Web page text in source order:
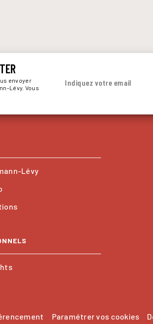
envoyer
Lévy. Vous
Indiquez votre email
Lévy
Paramétrer vos cookies